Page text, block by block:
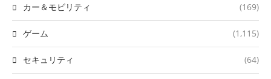
カー＆モビリティ (169)
ゲーム (1,115)
セキュリティ (64)